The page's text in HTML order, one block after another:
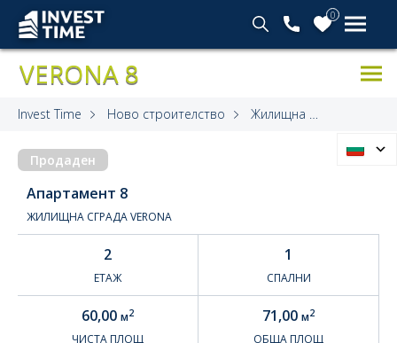
0
VERONA 8
Invest Time Ново строителство Жилищна сграда Verona
Продаден
Апартамент 8
ЖИЛИЩНА СГРАДА VERONA
2
ЕТАЖ
1
СПАЛНИ
60,00 м2
ЧИСТА ПЛОЩ
71,00 м2
ОБЩА ПЛОЩ